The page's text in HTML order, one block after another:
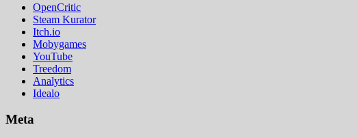
OpenCritic
Steam Kurator
Itch.io
Mobygames
YouTube
Treedom
Analytics
Idealo
Meta